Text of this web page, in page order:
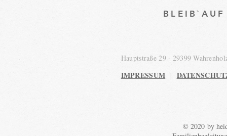
Hauptstraße 29 · 29399
IMPRESSUM |
© 2020 by